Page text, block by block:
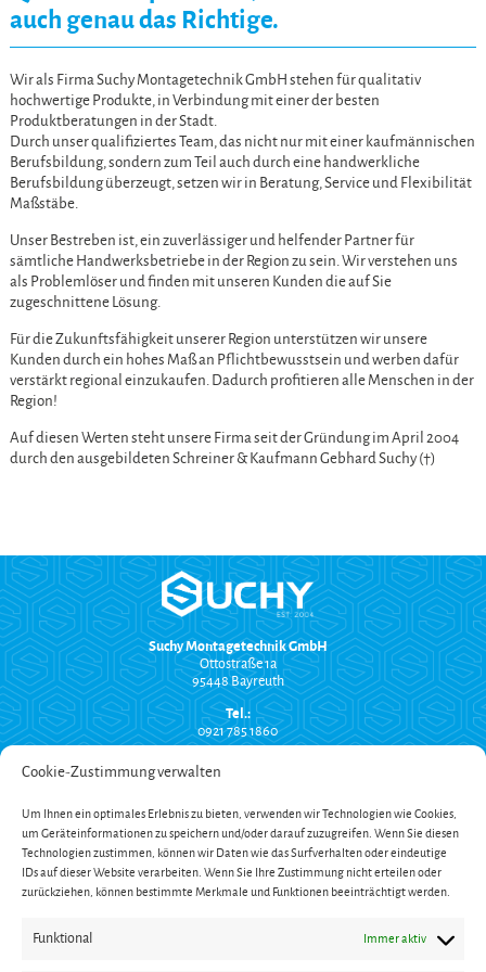
Cookie-Zustimmung verwalten
Um Ihnen ein optimales Erlebnis zu bieten, verwenden wir Technologien wie Cookies,
um Geräteinformationen zu speichern und/oder darauf zuzugreifen. Wenn Sie diesen
Technologien zustimmen, können wir Daten wie das Surfverhalten oder eindeutige
IDs auf dieser Website verarbeiten. Wenn Sie Ihre Zustimmung nicht erteilen oder
zurückziehen, können bestimmte Merkmale und Funktionen beeinträchtigt werden.
Funktional Immer aktiv
auch genau das Richtige.
Wir als Firma Suchy Montagetechnik GmbH stehen für qualitativ
hochwertige Produkte, in Verbindung mit einer der besten
Produktberatungen in der Stadt.
Durch unser qualifiziertes Team, das nicht nur mit einer kaufmännischen
Berufsbildung, sondern zum Teil auch durch eine handwerkliche
Berufsbildung überzeugt, setzen wir in Beratung, Service und Flexibilität
Maßstäbe.
Unser Bestreben ist, ein zuverlässiger und helfender Partner für
sämtliche Handwerksbetriebe in der Region zu sein. Wir verstehen uns
als Problemlöser und finden mit unseren Kunden die auf Sie
zugeschnittene Lösung.
Für die Zukunftsfähigkeit unserer Region unterstützen wir unsere
Kunden durch ein hohes Maß an Pflichtbewusstsein und werben dafür
verstärkt regional einzukaufen. Dadurch profitieren alle Menschen in der
Region!
Auf diesen Werten steht unsere Firma seit der Gründung im April 2004
durch den ausgebildeten Schreiner & Kaufmann Gebhard Suchy (†)
Suchy Montagetechnik GmbH
Ottostraße 1a
95448 Bayreuth
Tel.:
0921 785 1860
info@suchy-montagetechnik.de
Versand und Zahlung
AGB
Widerrufsbelehrung
Impressum
Datenschutzerklärung